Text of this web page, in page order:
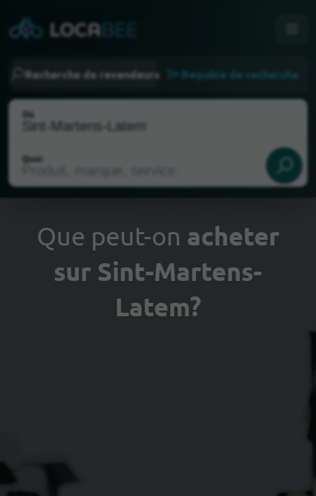
Recherche de revendeurs Requête de recherche
Où
Quoi
Choisir ma localisation
Que peut-on acheter
sur Sint-Martens-
Latem?